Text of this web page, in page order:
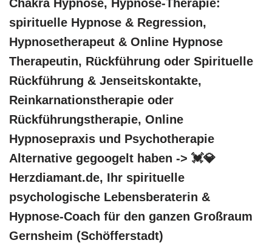
Chakra Hypnose, Hypnose-Therapie:
spirituelle Hypnose & Regression,
Hypnosetherapeut & Online Hypnose
Therapeutin, Rückführung oder Spirituelle
Rückführung & Jenseitskontakte,
Reinkarnationstherapie oder
Rückführungstherapie, Online
Hypnosepraxis und Psychotherapie
Alternative gegoogelt haben -> 💓️💎
Herzdiamant.de, Ihr spirituelle
psychologische Lebensberaterin &
Hypnose-Coach für den ganzen Großraum
Gernsheim (Schöfferstadt)